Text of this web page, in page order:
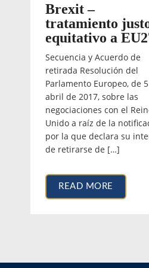
Brexit –
tratamiento
equitativo a
Secuencia y Acuerdo de
retirada Resolución del
Parlamento Europeo, de
abril de 2017, sobre las
negociaciones con el
Unido a raíz de la
por la que declara su
de retirarse de […]
READ MORE